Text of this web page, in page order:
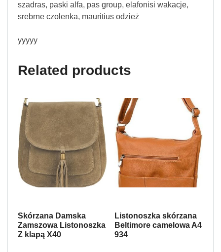
szadras, paski alfa, pas group, elafonisi wakacje,
srebrne czolenka, mauritius odzież
yyyyy
Related products
Skórzana Damska
Zamszowa Listonoszka
Z klapą X40
Listonoszka skórzana
Beltimore camelowa A4
934